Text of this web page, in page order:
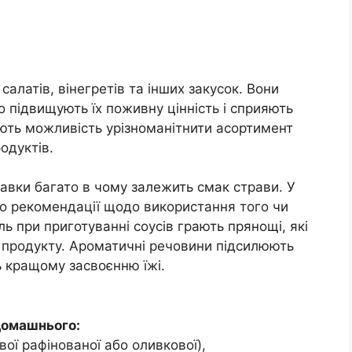
вінегретів та інших закусок. Вони
їх поживну цінність і сприяють
можливість урізноманітнити асортимент
багато в чому залежить смак страви. У
щодо використання того чи
приготуванні соусів грають прянощі, які
продукту. Ароматичні речовини підсилюють
кращому засвоєнню їжі.
рафінованої або оливкової),